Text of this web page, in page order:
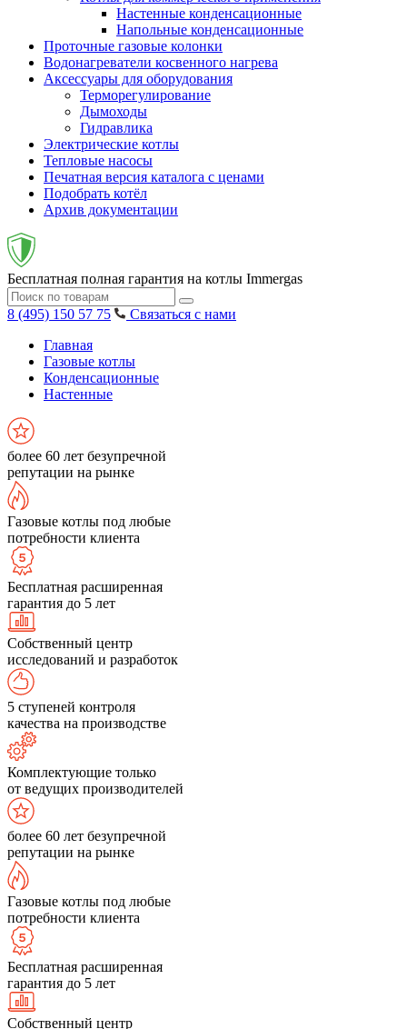
Настенные конденсационные
Напольные конденсационные
Проточные газовые колонки
Водонагреватели косвенного нагрева
Аксессуары для оборудования
Терморегулирование
Дымоходы
Гидравлика
Электрические котлы
Тепловые насосы
Печатная версия каталога с ценами
Подобрать котёл
Архив документации
Бесплатная полная гарантия на котлы Immergas
8 (495) 150 57 75
Связаться с нами
Главная
Газовые котлы
Конденсационные
Настенные
более 60 лет безупречной
репутации на рынке
Газовые котлы под любые
потребности клиента
Бесплатная расширенная
гарантия до 5 лет
Собственный центр
исследований и разработок
5 ступеней контроля
качества на производстве
Комплектующие только
от ведущих производителей
более 60 лет безупречной
репутации на рынке
Газовые котлы под любые
потребности клиента
Бесплатная расширенная
гарантия до 5 лет
Собственный центр